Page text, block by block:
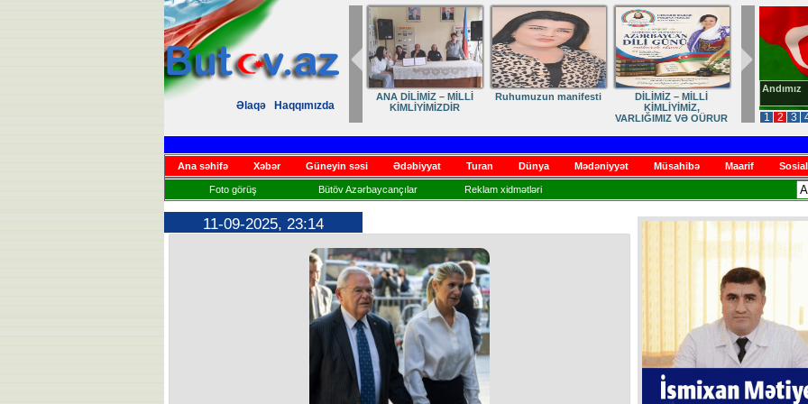
Əlaqə
Haqqımızda
1 2 3
Andımız
ANA DİLİMİZ – MİLLİ
KİMLİYİMİZDİR
Ruhumuzun manifesti
DİLİMİZ – MİLLİ
KİMLİYİMİZ,
VARLIĞIMIZ VƏ QÜRUR
Ana səhifə Xəbər Güneyin səsi Ədəbiyyat Turan Dünya Mədəniyyət Müsahibə Maarif
Foto görüş Bütöv Azərbaycançılar Reklam xidmətləri
11-09-2025, 23:14